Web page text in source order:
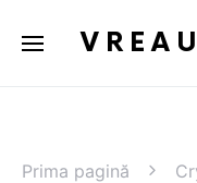
Prima pagină